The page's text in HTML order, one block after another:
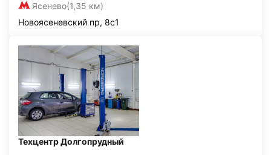
Ясенево(1,35 км)
Новоясеневский пр, 8с1
Техцентр Долгопрудный